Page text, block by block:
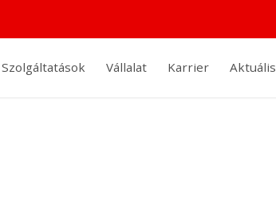
Szolgáltatások Vállalat Karrier Aktuális